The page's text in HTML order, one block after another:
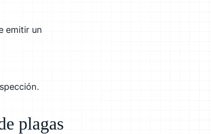
emitir un
plagas